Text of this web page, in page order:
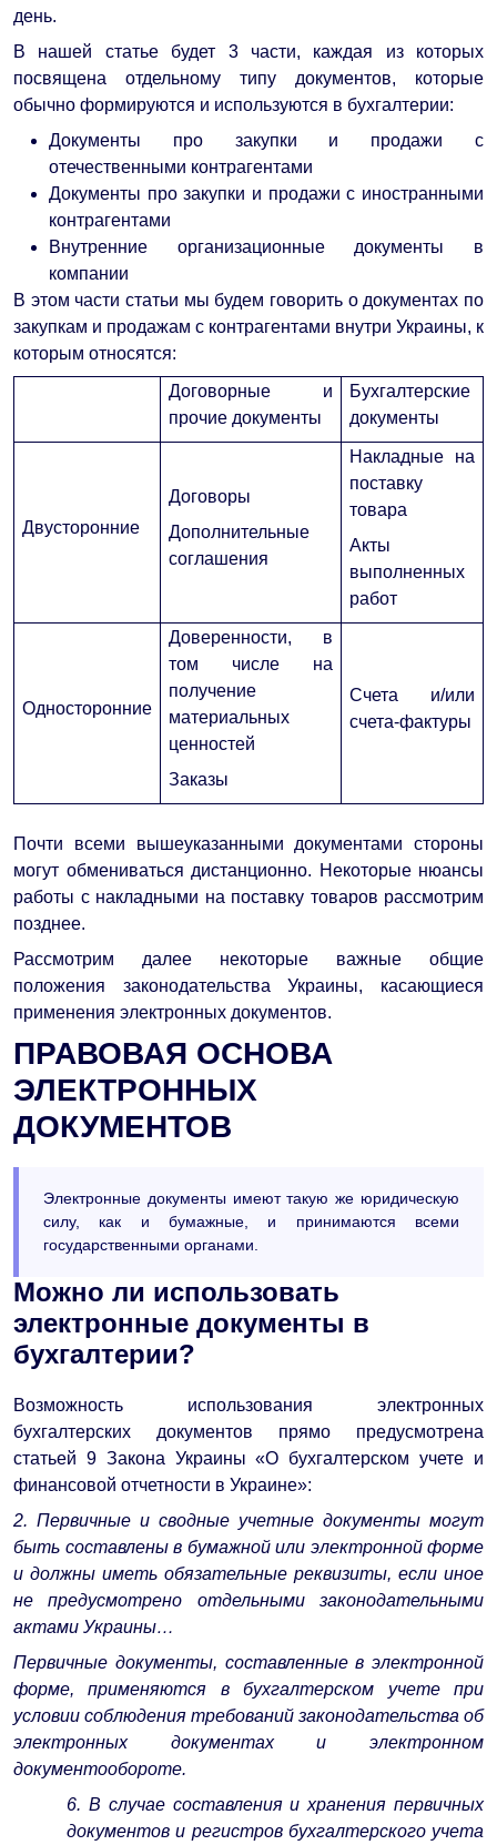
день.
В нашей статье будет 3 части, каждая из которых
посвящена отдельному типу документов, которые
обычно формируются и используются в бухгалтерии:
Документы про закупки и продажи с
отечественными контрагентами
Документы про закупки и продажи с иностранными
контрагентами
Внутренние организационные документы в
компании
В этом части статьи мы будем говорить о документах по
закупкам и продажам с контрагентами внутри Украины, к
которым относятся:
Договорные и
прочие документы
Бухгалтерские
документы
Двусторонние
Договоры
Дополнительные
соглашения
Накладные на
поставку
товара
Акты
выполненных
работ
Односторонние
Доверенности, в
том числе на
получение
материальных
ценностей
Заказы
Счета и/или
счета-фактуры
Почти всеми вышеуказанными документами стороны
могут обмениваться дистанционно. Некоторые нюансы
работы с накладными на поставку товаров рассмотрим
позднее.
Рассмотрим далее некоторые важные общие
положения законодательства Украины, касающиеся
применения электронных документов.
ПРАВОВАЯ ОСНОВА
ЭЛЕКТРОННЫХ
ДОКУМЕНТОВ
Электронные документы имеют такую же юридическую
силу, как и бумажные, и принимаются всеми
государственными органами.
Можно ли использовать
электронные документы в
бухгалтерии?
Возможность использования электронных
бухгалтерских документов прямо предусмотрена
статьей 9 Закона Украины «О бухгалтерском учете и
финансовой отчетности в Украине»:
2. Первичные и сводные учетные документы могут
быть составлены в бумажной или электронной форме
и должны иметь обязательные реквизиты, если иное
не предусмотрено отдельными законодательными
актами Украины…
Первичные документы, составленные в электронной
форме, применяются в бухгалтерском учете при
условии соблюдения требований законодательства об
электронных документах и электронном
документообороте.
6. В случае составления и хранения первичных
документов и регистров бухгалтерского учета